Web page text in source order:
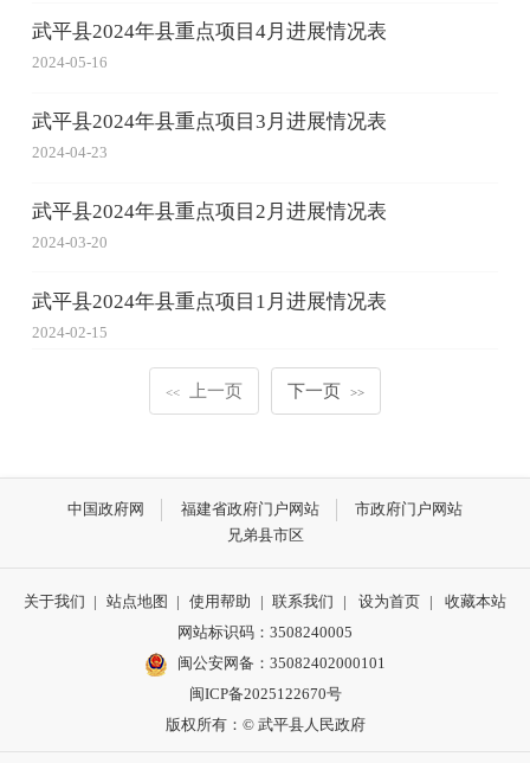
武平县2024年县重点项目4月进展情况表
2024-05-16
武平县2024年县重点项目3月进展情况表
2024-04-23
武平县2024年县重点项目2月进展情况表
2024-03-20
武平县2024年县重点项目1月进展情况表
2024-02-15
<< 上一页 下一页 >>
中国政府网 福建省政府门户网站
市政府门户网站
兄弟县市区
关于我们 | 站点地图 | 使用帮助 | 联系我们 | 设为首页 |
收藏本站
网站标识码：3508240005
闽公安网备：35082402000101
闽ICP备2025122670号
版权所有：© 武平县人民政府